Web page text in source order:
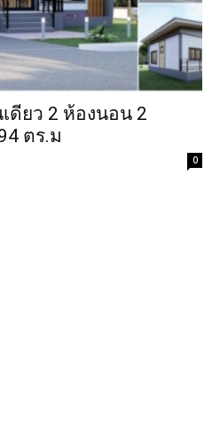
ดียว 2 ห้องนอน 2
ตร.ม
0